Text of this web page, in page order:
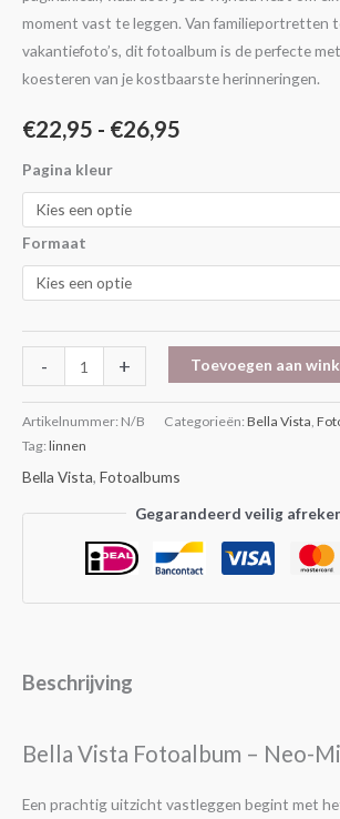
moment vast te leggen. Van familieportretten
vakantiefoto’s, dit fotoalbum is de perfecte
koesteren van je kostbaarste herinneringen.
€22,95 - €26,95
Pagina kleur
Formaat
- + Toevoegen aan
Artikelnummer: N/B Categorieën: Bella Vista,
Tag: linnen
Bella Vista, Fotoalbums
Gegarandeerd veilig
Beschrijving
Bella Vista Fotoalbum – Neo-
Een prachtig uitzicht vastleggen begint met